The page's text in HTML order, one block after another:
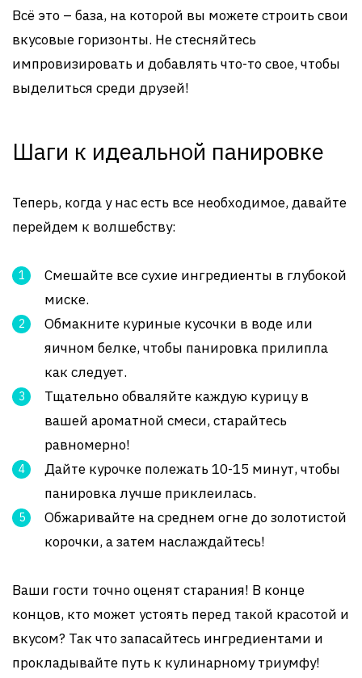
Всё это – база, на которой вы можете строить свои
вкусовые горизонты. Не стесняйтесь
импровизировать и добавлять что-то свое, чтобы
выделиться среди друзей!
Шаги к идеальной панировке
Теперь, когда у нас есть все необходимое, давайте
перейдем к волшебству:
Смешайте все сухие ингредиенты в глубокой
миске.
Обмакните куриные кусочки в воде или
яичном белке, чтобы панировка прилипла
как следует.
Тщательно обваляйте каждую курицу в
вашей ароматной смеси, старайтесь
равномерно!
Дайте курочке полежать 10-15 минут, чтобы
панировка лучше приклеилась.
Обжаривайте на среднем огне до золотистой
корочки, а затем наслаждайтесь!
Ваши гости точно оценят старания! В конце
концов, кто может устоять перед такой красотой и
вкусом? Так что запасайтесь ингредиентами и
прокладывайте путь к кулинарному триумфу!